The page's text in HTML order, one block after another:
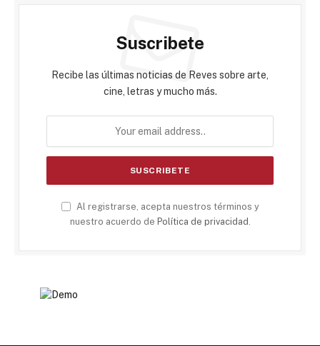
Suscribete
Recibe las últimas noticias de Reves sobre arte,
cine, letras y mucho más.
Al registrarse, acepta nuestros términos y
nuestro acuerdo de Política de privacidad